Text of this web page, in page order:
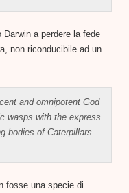
a perdere la fede
non riconducibile ad un
and omnipotent God
wasps with the express
bodies of Caterpillars.
fosse una specie di